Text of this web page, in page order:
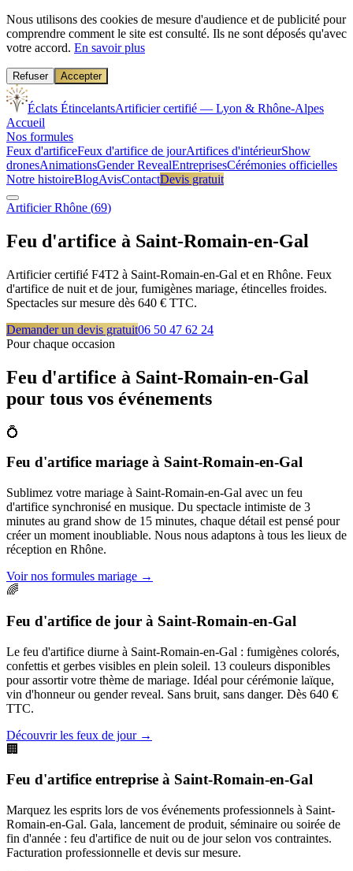
Nous utilisons des cookies de mesure d'audience et de publicité pour
comprendre comment le site est consulté. Ils ne sont déposés qu'avec
votre accord. En savoir plus
Refuser Accepter
Éclats ÉtincelantsArtificier certifié — Lyon & Rhône-Alpes
Accueil
Nos formules
Feux d'artificeFeux d'artifice de jourArtifices d'intérieurShow
dronesAnimationsGender RevealEntreprisesCérémonies officielles
Notre histoireBlogAvisContactDevis gratuit
ArtificierRhône (69)
Feu d'artifice à Saint-Romain-en-Gal
Artificier certifié F4T2 à Saint-Romain-en-Gal et en Rhône. Feux
d'artifice de nuit et de jour, fumigènes mariage, étincelles froides.
Spectacles sur mesure dès 640 € TTC.
Demander un devis gratuit06 50 47 62 24
Pour chaque occasion
Feu d'artifice à Saint-Romain-en-Gal
pour tous vos événements
💍
Feu d'artifice mariage à Saint-Romain-en-Gal
Sublimez votre mariage à Saint-Romain-en-Gal avec un feu
d'artifice synchronisé en musique. Du spectacle intimiste de 3
minutes au grand show de 15 minutes, chaque détail est pensé pour
créer un moment inoubliable. Nous nous adaptons à tous les lieux de
réception en Rhône.
Voir nos formules mariage →
🌈
Feu d'artifice de jour à Saint-Romain-en-Gal
Le feu d'artifice diurne à Saint-Romain-en-Gal : fumigènes colorés,
confettis et gerbes visibles en plein soleil. 13 couleurs disponibles
pour assortir votre thème de mariage. Idéal pour cérémonie laïque,
vin d'honneur ou gender reveal. Sans bruit, sans danger. Dès 640 €
TTC.
Découvrir les feux de jour→
🏢
Feu d'artifice entreprise à Saint-Romain-en-Gal
Marquez les esprits lors de vos événements professionnels à Saint-
Romain-en-Gal. Gala, lancement de produit, séminaire ou soirée de
fin d'année : feu d'artifice de nuit ou de jour selon vos contraintes.
Facturation professionnelle et devis sur mesure.